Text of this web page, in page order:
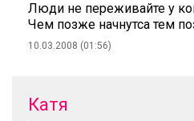
Люди не переживайте у
Чем позже начнутса тем
10.03.2008 (01:56)
Катя